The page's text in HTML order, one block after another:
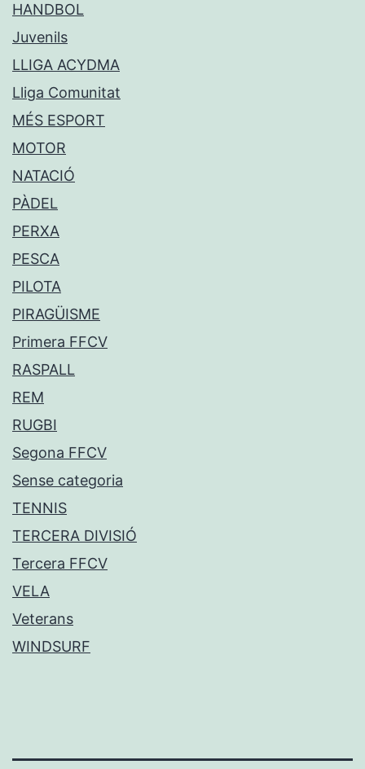
HANDBOL
Juvenils
LLIGA ACYDMA
Lliga Comunitat
MÉS ESPORT
MOTOR
NATACIÓ
PÀDEL
PERXA
PESCA
PILOTA
PIRAGÜISME
Primera FFCV
RASPALL
REM
RUGBI
Segona FFCV
Sense categoria
TENNIS
TERCERA DIVISIÓ
Tercera FFCV
VELA
Veterans
WINDSURF